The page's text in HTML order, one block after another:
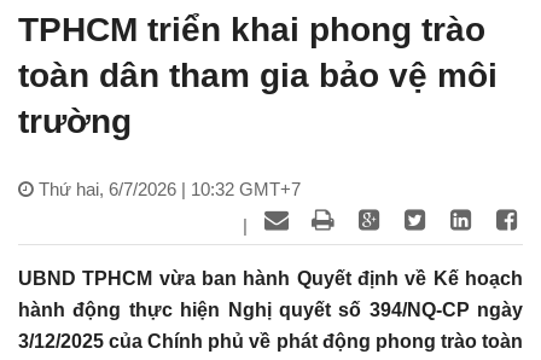
TPHCM triển khai phong trào
toàn dân tham gia bảo vệ môi
trường
Thứ hai, 6/7/2026 | 10:32 GMT+7
|
UBND TPHCM vừa ban hành Quyết định về Kế hoạch
hành động thực hiện Nghị quyết số 394/NQ-CP ngày
3/12/2025 của Chính phủ về phát động phong trào toàn